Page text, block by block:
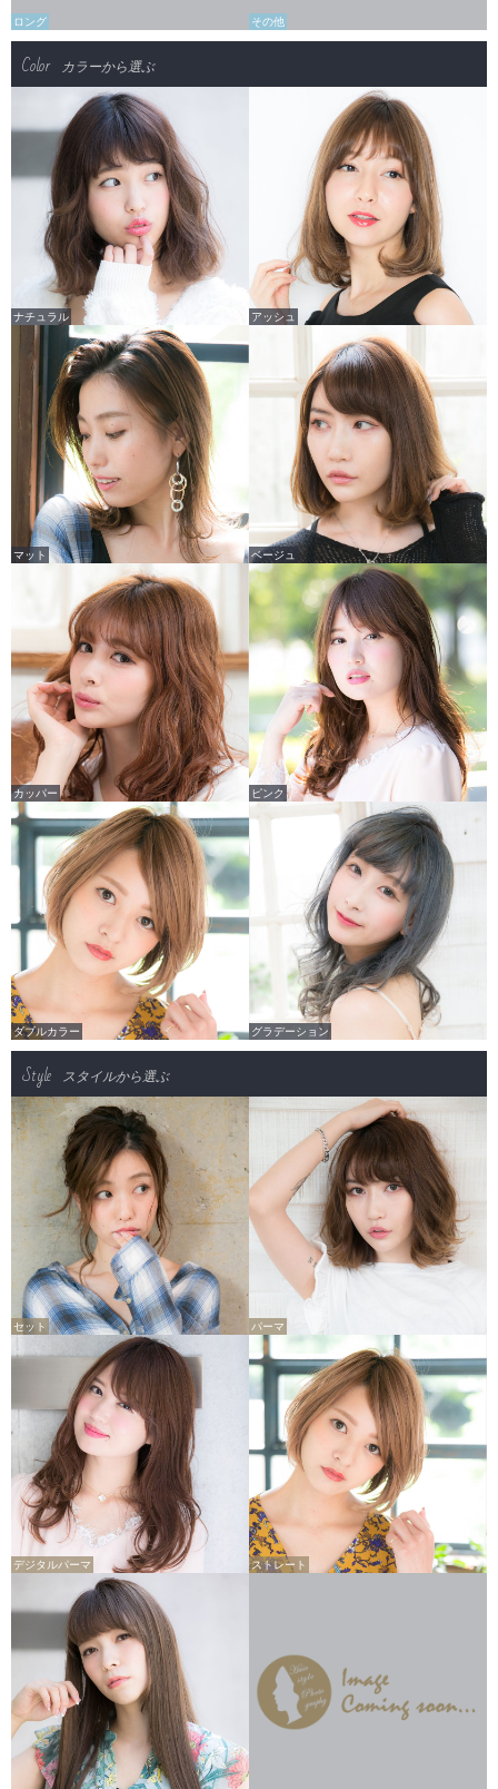
ロング その他
Color カラーから選ぶ
ナチュラル アッシュ
マット ベージュ
カッパー ピンク
ダブルカラー グラデーション
Style スタイルから選ぶ
セット パーマ
デジタルパーマ ストレート